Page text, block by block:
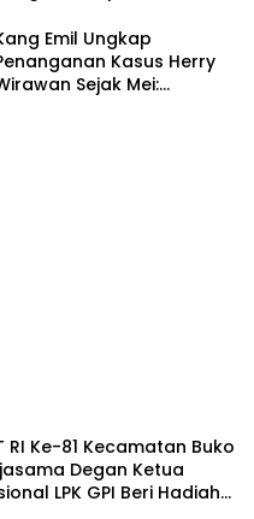
Emil Ungkap
Kasus Herry
Sejak Mei:
RI Ke-81 Kecamatan Buko
Degan Ketua
LPK GPI Beri Hadiah